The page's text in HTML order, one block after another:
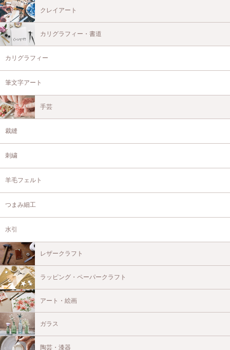
クレイアート
カリグラフィー・書道
カリグラフィー
筆文字アート
手芸
裁縫
刺繍
羊毛フェルト
つまみ細工
水引
レザークラフト
ラッピング・ペーパークラフト
アート・絵画
ガラス
陶芸・漆器